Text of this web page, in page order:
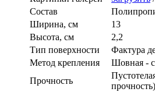
Состав
Ширина, см
13
Высота, см
2,2
Тип поверхности
Фактура
Метод крепления
Шовная -
Прочность
прочность)